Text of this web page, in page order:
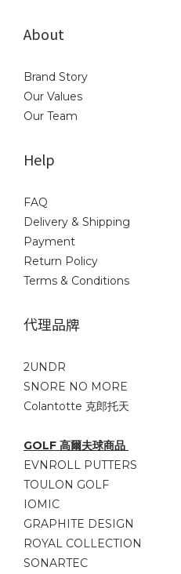
About
Brand Story
Our Values
Our Team
Help
FAQ
Delivery & Shipping
Payment
Return Policy
Terms & Conditions
代理品牌
2UNDR
SNORE NO MORE
Colantotte 克郎托天
GOLF 高爾夫球商品
EVNROLL PUTTERS
TOULON GOLF
IOMIC
GRAPHITE DESIGN
ROYAL COLLECTION
SONARTEC